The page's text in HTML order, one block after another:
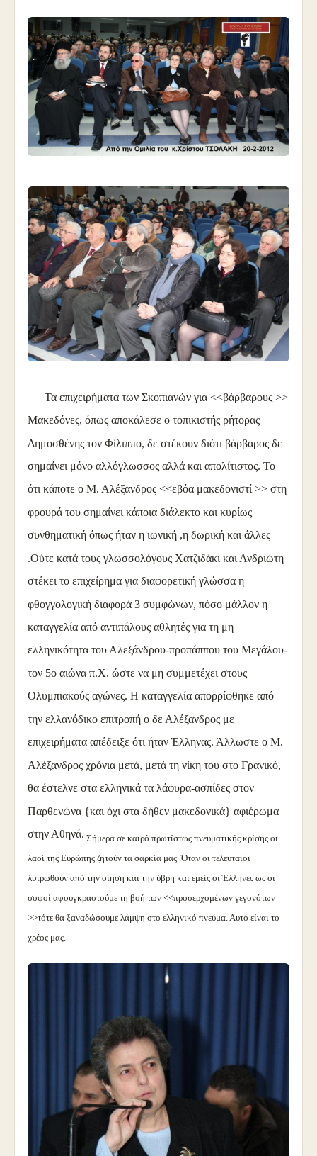
Τα επιχειρήματα των Σκοπιανών για <<βάρβαρους >>
Μακεδόνες, όπως αποκάλεσε ο τοπικιστής ρήτορας
Δημοσθένης τον Φίλιππο, δε στέκουν διότι βάρβαρος δε
σημαίνει μόνο αλλόγλωσσος αλλά και απολίτιστος. Το
ότι κάποτε ο Μ. Αλέξανδρος <<εβόα μακεδονιστί >> στη
φρουρά του σημαίνει κάποια διάλεκτο και κυρίως
συνθηματική όπως ήταν η ιωνική ,η δωρική και άλλες
.Ούτε κατά τους γλωσσολόγους Χατζιδάκι και Ανδριώτη
στέκει το επιχείρημα για διαφορετική γλώσσα η
φθογγολογική διαφορά 3 συμφώνων, πόσο μάλλον η
καταγγελία από αντιπάλους αθλητές για τη μη
ελληνικότητα του Αλεξάνδρου-προπάππου του Μεγάλου-
τον 5ο αιώνα π.Χ. ώστε να μη συμμετέχει στους
Ολυμπιακούς αγώνες. Η καταγγελία απορρίφθηκε από
την ελλανόδικο επιτροπή ο δε Αλέξανδρος με
επιχειρήματα απέδειξε ότι ήταν Έλληνας. Άλλωστε ο Μ.
Αλέξανδρος χρόνια μετά, μετά τη νίκη του στο Γρανικό,
θα έστελνε στα ελληνικά τα λάφυρα-ασπίδες στον
Παρθενώνα {και όχι στα δήθεν μακεδονικά} αφιέρωμα
στην Αθηνά. Σήμερα σε καιρό πρωτίστως πνευματικής κρίσης οι
λαοί της Ευρώπης ζητούν τα σαρκία μας .Όταν οι τελευταίοι
λυτρωθούν από την οίηση και την ύβρη και εμείς οι Έλληνες ως οι
σοφοί αφουγκραστούμε τη βοή των <<προσερχομένων γεγονότων
>>τότε θα ξαναδώσουμε λάμψη στο ελληνικό πνεύμα. Αυτό είναι το
χρέος μας.